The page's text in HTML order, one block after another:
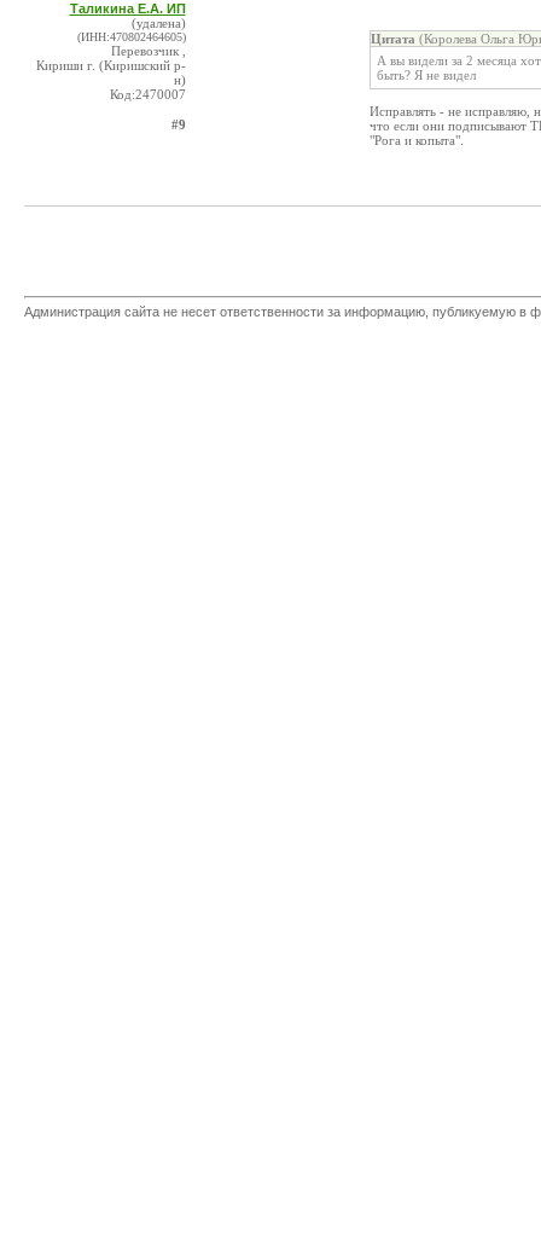
Таликина Е.А. ИП
(удалена)
(ИНН:470802464605)
Перевозчик ,
Кириши г. (Киришский р-
н)
Код:2470007
#9
Цитата (Королева Ольга
А вы видели за 2 месяца
быть? Я не видел
Исправлять - не исправляю,
что если они подписывают
"Рога и копыта".
Администрация сайта не несет ответственности за информацию, публикуемую